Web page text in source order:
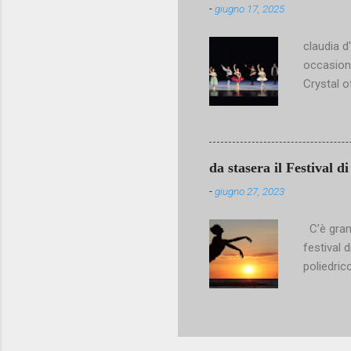
artistico
all’
Nove...
-giugno 17, 2025
claudia
Crystal
Marlon
poetica
con
da stasera il Festival
-giugno 27, 2023
C’è
festival
scena
corde